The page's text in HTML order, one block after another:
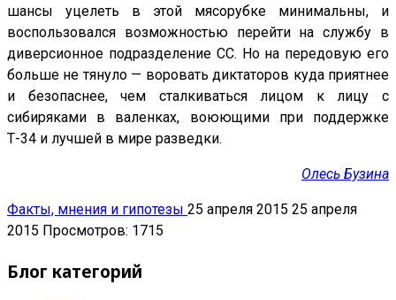
шансы уцелеть в этой мясорубке минимальны, и
воспользовался возможностью перейти на службу в
диверсионное подразделение СС. Но на передовую его
больше не тянуло — воровать диктаторов куда приятнее
и безопаснее, чем сталкиваться лицом к лицу с
сибиряками в валенках, воюющими при поддержке
Т-34 и лучшей в мире разведки.
Олесь Бузина
Факты, мнения и гипотезы 25 апреля 2015 25 апреля
2015 Просмотров: 1715
Блог категорий